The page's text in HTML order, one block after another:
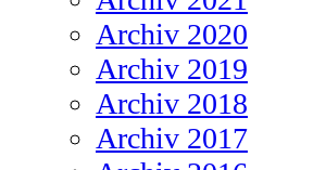
Archiv 2020
Archiv 2019
Archiv 2018
Archiv 2017